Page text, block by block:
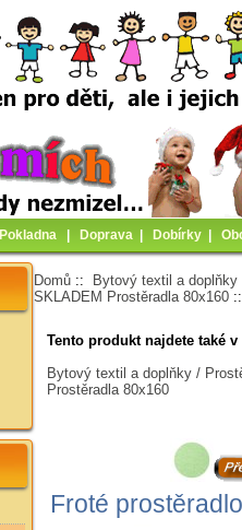
Pokladna Doprava Dobírky
Domů :: Bytový textil a doplňky
SKLADEM Prostěradla 80x160
Tento produkt najdete také
Bytový textil a doplňky /
Prostěradla 80x160
Froté